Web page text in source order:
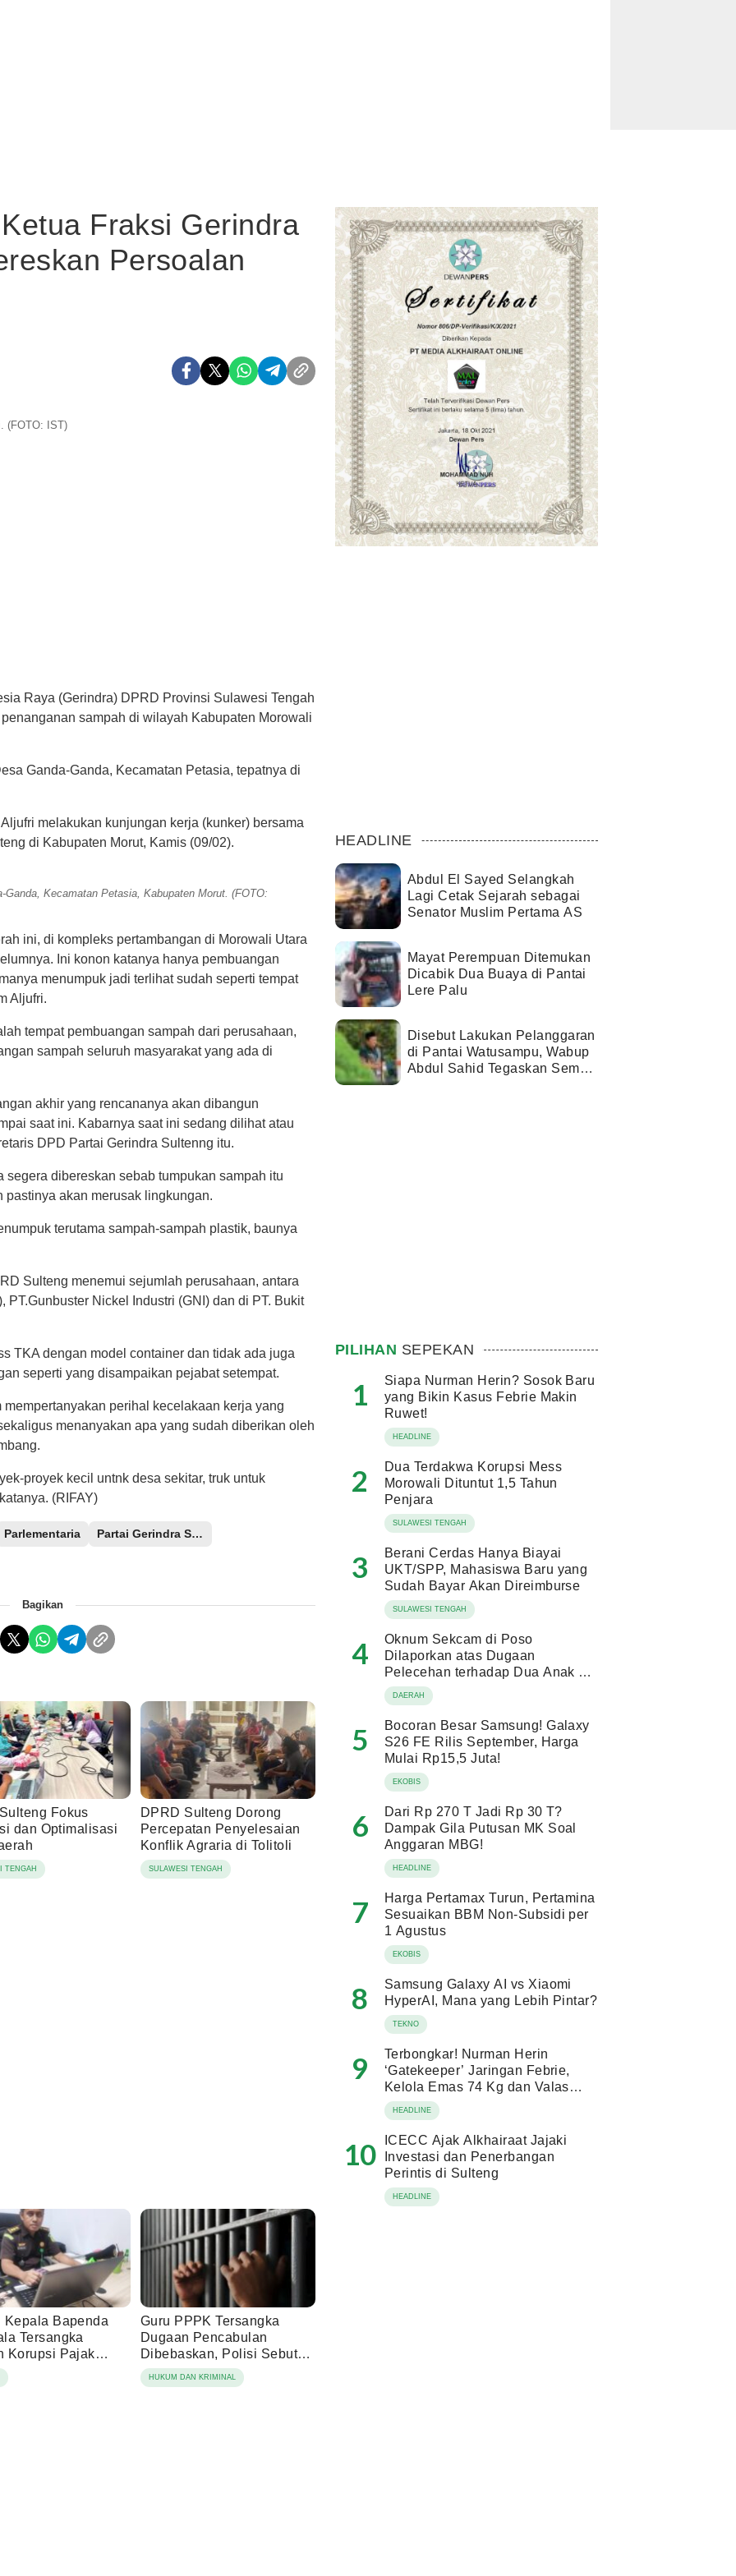
Fraksi Gerindra
Persoalan
(FOTO: IST)
Raya (Gerindra) DPRD Provinsi Sulawesi Tengah
sampah di wilayah Kabupaten Morowali
Ganda-Ganda, Kecamatan Petasia, tepatnya di
melakukan kunjungan kerja (kunker) bersama
di Kabupaten Morut, Kamis (09/02).
Kecamatan Petasia, Kabupaten Morut. (FOTO:
ini, di kompleks pertambangan di Morowali Utara
Ini konon katanya hanya pembuangan
menumpuk jadi terlihat sudah seperti tempat
Aljufri.
tempat pembuangan sampah dari perusahaan,
sampah seluruh masyarakat yang ada di
akhir yang rencananya akan dibangun
saat ini. Kabarnya saat ini sedang dilihat atau
DPD Partai Gerindra Sultenng itu.
dibereskan sebab tumpukan sampah itu
akan merusak lingkungan.
terutama sampah-sampah plastik, baunya
Sulteng menemui sejumlah perusahaan, antara
PT.Gunbuster Nickel Industri (GNI) dan di PT. Bukit
TKA dengan model container dan tidak ada juga
seperti yang disampaikan pejabat setempat.
perihal kecelakaan kerja yang
menanyakan apa yang sudah diberikan oleh
proyek kecil untnk desa sekitar, truk untuk
(RIFAY)
Parlementaria Partai Gerindra Sulteng
Bagikan
Fokus
dan Optimalisasi
TENGAH
DPRD Sulteng Dorong
Percepatan Penyelesaian
Konflik Agraria di Tolitoli
SULAWESI TENGAH
Kepala Bapenda
Tersangka
Korupsi Pajak
Guru PPPK Tersangka
Dugaan Pencabulan
Dibebaskan, Polisi Sebut
Laporan Dicabut Keluarga
Korban
HUKUM DAN KRIMINAL
HEADLINE
Abdul El Sayed Selangkah
Lagi Cetak Sejarah sebagai
Senator Muslim Pertama AS
Mayat Perempuan Ditemukan
Dicabik Dua Buaya di Pantai
Lere Palu
Disebut Lakukan Pelanggaran
di Pantai Watusampu, Wabup
Abdul Sahid Tegaskan Semua
PILIHAN SEPEKAN
1
Siapa Nurman Herin? Sosok Baru
yang Bikin Kasus Febrie Makin
Ruwet!
HEADLINE
2
Dua Terdakwa Korupsi Mess
Morowali Dituntut 1,5 Tahun
Penjara
SULAWESI TENGAH
3
Berani Cerdas Hanya Biayai
UKT/SPP, Mahasiswa Baru yang
Sudah Bayar Akan Direimburse
SULAWESI TENGAH
4
Oknum Sekcam di Poso
Dilaporkan atas Dugaan
Pelecehan terhadap Dua Anak di
Bawah Umur
DAERAH
5
Bocoran Besar Samsung! Galaxy
S26 FE Rilis September, Harga
Mulai Rp15,5 Juta!
EKOBIS
6
Dari Rp 270 T Jadi Rp 30 T?
Dampak Gila Putusan MK Soal
Anggaran MBG!
HEADLINE
7
Harga Pertamax Turun, Pertamina
Sesuaikan BBM Non-Subsidi per
1 Agustus
EKOBIS
8
Samsung Galaxy AI vs Xiaomi
HyperAI, Mana yang Lebih Pintar?
TEKNO
9
Terbongkar! Nurman Herin
‘Gatekeeper’ Jaringan Febrie,
Kelola Emas 74 Kg dan Valas
Ratusan Miliar!
HEADLINE
10
ICECC Ajak Alkhairaat Jajaki
Investasi dan Penerbangan
Perintis di Sulteng
HEADLINE